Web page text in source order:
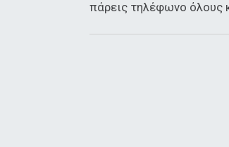
πάρεις τηλέφωνο όλους